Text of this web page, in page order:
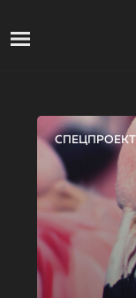
СПЕЦПРОЕКТ